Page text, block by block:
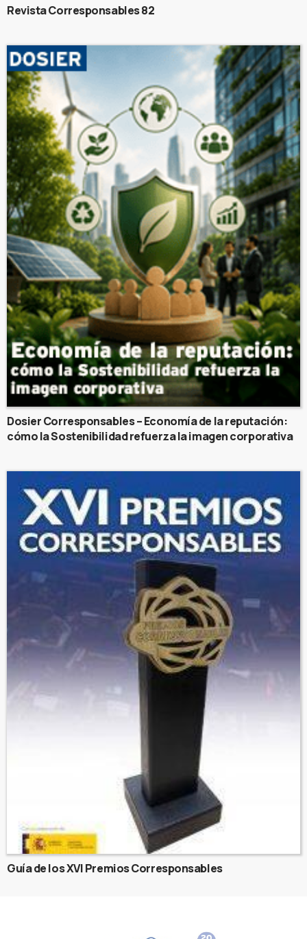
Revista Corresponsables 82
Dosier Corresponsables – Economía de la reputación:
cómo la Sostenibilidad refuerza la imagen corporativa
Guía de los XVI Premios Corresponsables